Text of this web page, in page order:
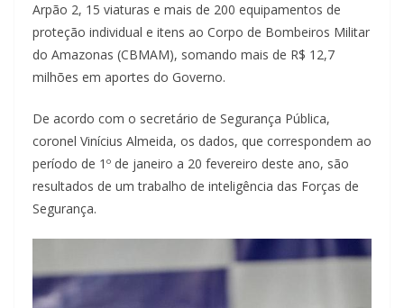
Arpão 2, 15 viaturas e mais de 200 equipamentos de
proteção individual e itens ao Corpo de Bombeiros Militar
do Amazonas (CBMAM), somando mais de R$ 12,7
milhões em aportes do Governo.
De acordo com o secretário de Segurança Pública,
coronel Vinícius Almeida, os dados, que correspondem ao
período de 1º de janeiro a 20 fevereiro deste ano, são
resultados de um trabalho de inteligência das Forças de
Segurança.